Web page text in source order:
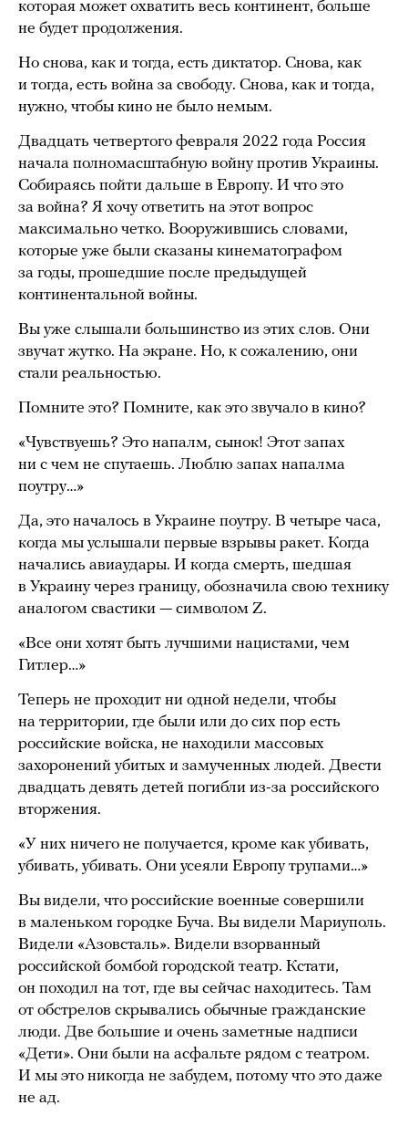
которая может охватить весь континент, больше
не будет продолжения.
Но снова, как и тогда, есть диктатор. Снова, как
и тогда, есть война за свободу. Снова, как и тогда,
нужно, чтобы кино не было немым.
Двадцать четвертого февраля 2022 года Россия
начала полномасштабную войну против Украины.
Собираясь пойти дальше в Европу. И что это
за война? Я хочу ответить на этот вопрос
максимально четко. Вооружившись словами,
которые уже были сказаны кинематографом
за годы, прошедшие после предыдущей
континентальной войны.
Вы уже слышали большинство из этих слов. Они
звучат жутко. На экране. Но, к сожалению, они
стали реальностью.
Помните это? Помните, как это звучало в кино?
«Чувствуешь? Это напалм, сынок! Этот запах
ни с чем не спутаешь. Люблю запах напалма
поутру…»
Да, это началось в Украине поутру. В четыре часа,
когда мы услышали первые взрывы ракет. Когда
начались авиаудары. И когда смерть, шедшая
в Украину через границу, обозначила свою технику
аналогом свастики — символом Z.
«Все они хотят быть лучшими нацистами, чем
Гитлер…»
Теперь не проходит ни одной недели, чтобы
на территории, где были или до сих пор есть
российские войска, не находили массовых
захоронений убитых и замученных людей. Двести
двадцать девять детей погибли из-за российского
вторжения.
«У них ничего не получается, кроме как убивать,
убивать, убивать. Они усеяли Европу трупами…»
Вы видели, что российские военные совершили
в маленьком городке Буча. Вы видели Мариуполь.
Видели «Азовсталь». Видели взорванный
российской бомбой городской театр. Кстати,
он походил на тот, где вы сейчас находитесь. Там
от обстрелов скрывались обычные гражданские
люди. Две большие и очень заметные надписи
«Дети». Они были на асфальте рядом с театром.
И мы это никогда не забудем, потому что это даже
не ад.